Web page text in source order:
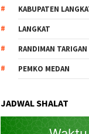
KABUPATEN
LANGKAT
RANDIMAN TARIGAN
PEMKO MEDAN
JADWAL SHALAT